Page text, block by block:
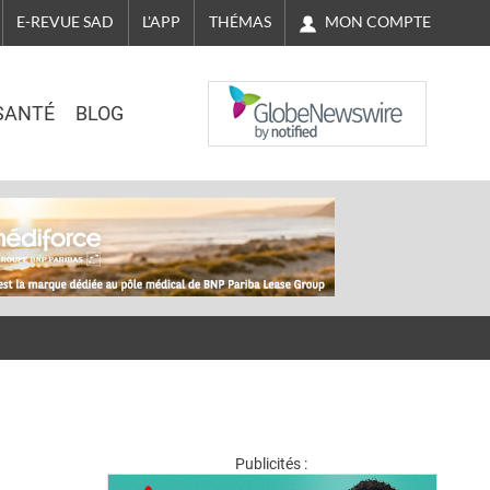
E-REVUE SAD L'APP THÉMAS MON COMPTE
BLOG
NASDAQ
Publicités :